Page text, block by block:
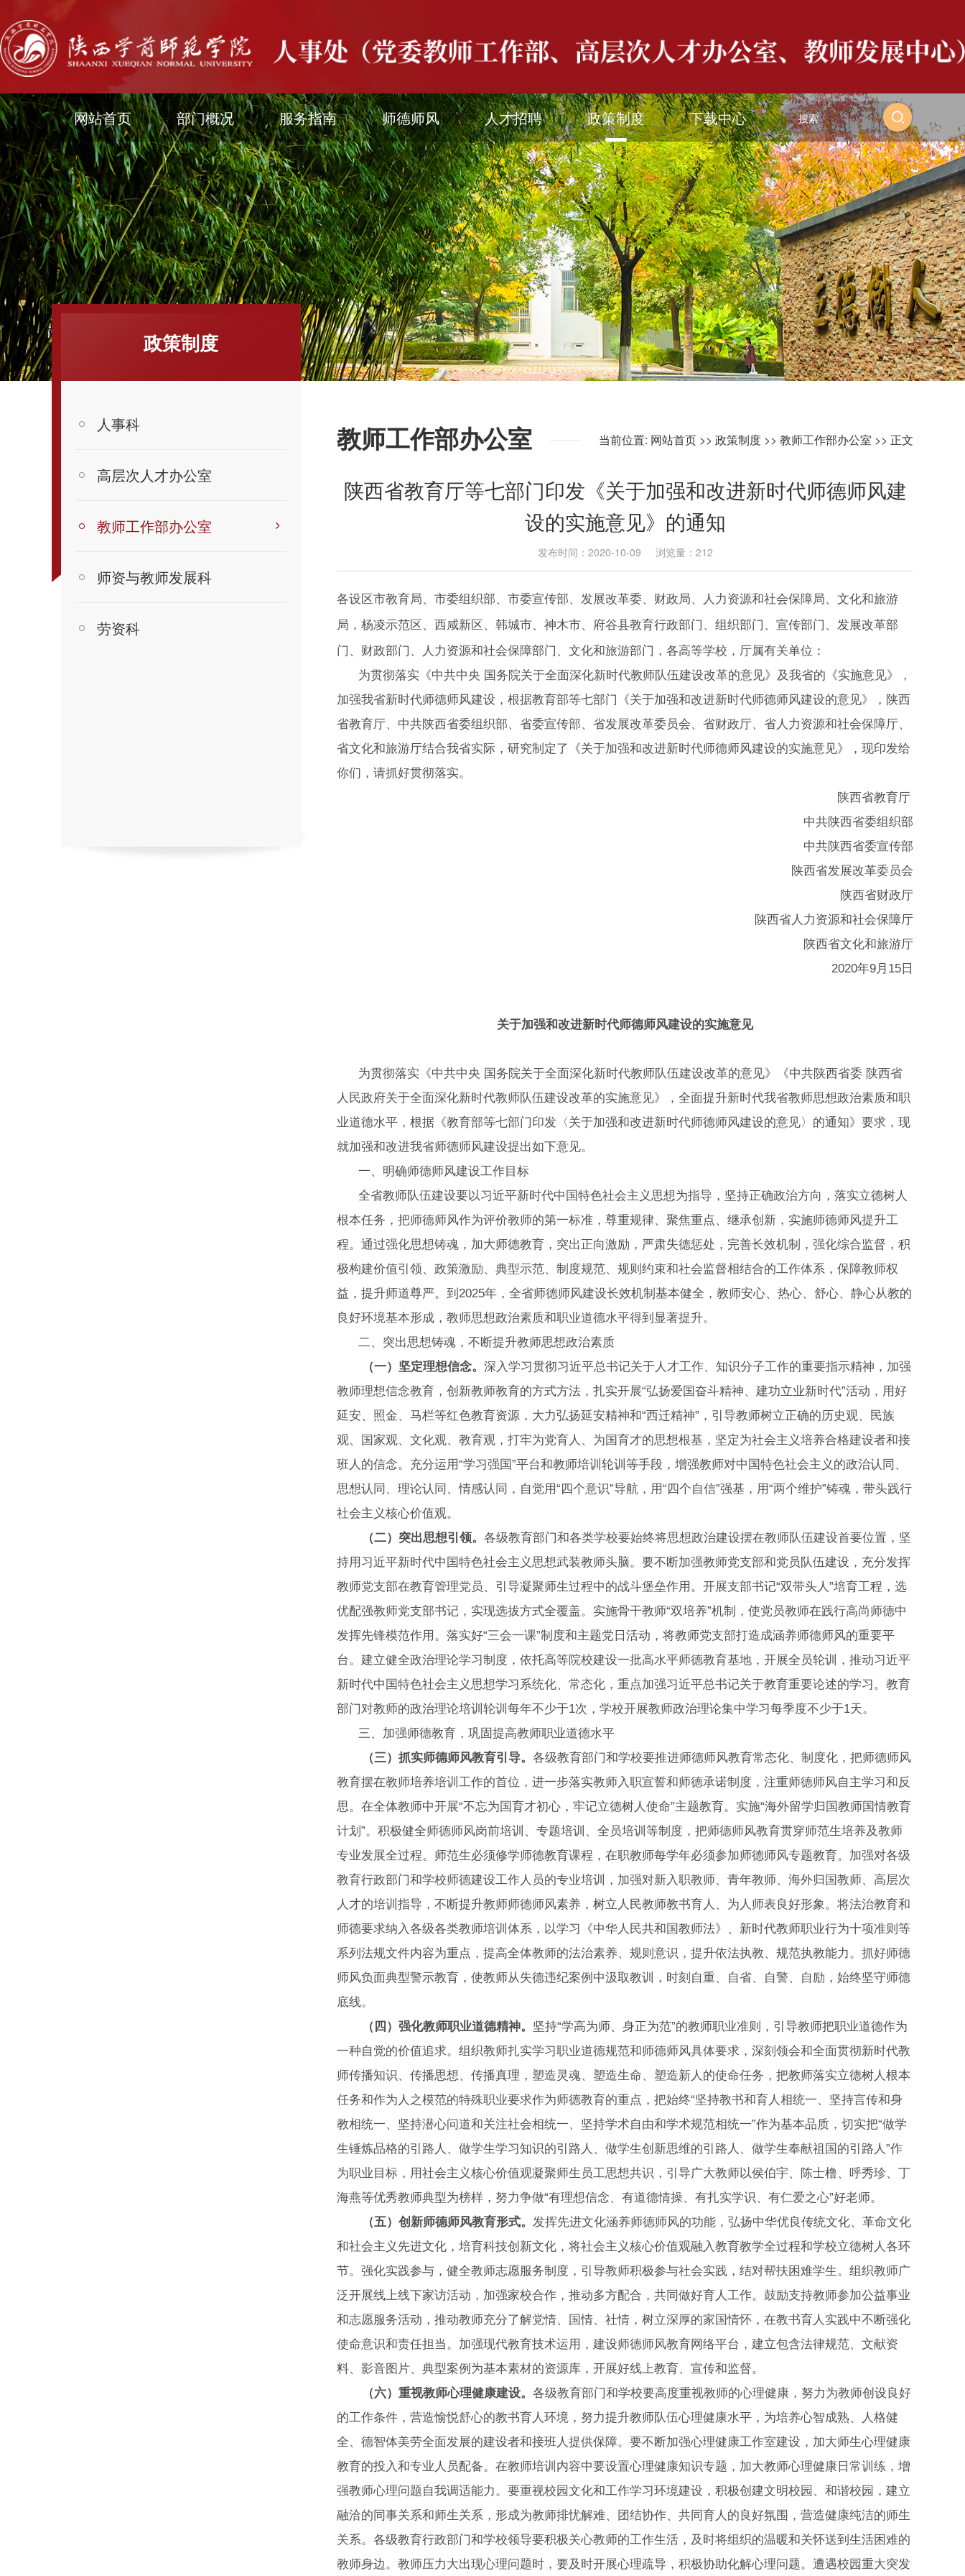
网站首页 部门概况 服务指南 师德师风 人才招聘 政策制度 下载中心
政策制度
人事科
高层次人才办公室
教师工作部办公室
师资与教师发展科
劳资科
教师工作部办公室 当前位置: 网站首页 >> 政策制度 >> 教师工作部办公室 >> 正文
陕西省教育厅等七部门印发《关于加强和改进新时代师德师风建
设的实施意见》的通知
发布时间：2020-10-09 浏览量： 212
各设区市教育局、市委组织部、市委宣传部、发展改革委、财政局、人力资源和社会保障局、文化和旅游
局，杨凌示范区、西咸新区、韩城市、神木市、府谷县教育行政部门、组织部门、宣传部门、发展改革部
门、财政部门、人力资源和社会保障部门、文化和旅游部门，各高等学校，厅属有关单位：
为贯彻落实《中共中央 国务院关于全面深化新时代教师队伍建设改革的意见》及我省的《实施意见》，
加强我省新时代师德师风建设，根据教育部等七部门《关于加强和改进新时代师德师风建设的意见》，陕西
省教育厅、中共陕西省委组织部、省委宣传部、省发展改革委员会、省财政厅、省人力资源和社会保障厅、
省文化和旅游厅结合我省实际，研究制定了《关于加强和改进新时代师德师风建设的实施意见》，现印发给
你们，请抓好贯彻落实。
陕西省教育厅
中共陕西省委组织部
中共陕西省委宣传部
陕西省发展改革委员会
陕西省财政厅
陕西省人力资源和社会保障厅
陕西省文化和旅游厅
2020年9月15日
关于加强和改进新时代师德师风建设的实施意见
为贯彻落实《中共中央 国务院关于全面深化新时代教师队伍建设改革的意见》《中共陕西省委 陕西省
人民政府关于全面深化新时代教师队伍建设改革的实施意见》，全面提升新时代我省教师思想政治素质和职
业道德水平，根据《教育部等七部门印发〈关于加强和改进新时代师德师风建设的意见〉的通知》要求，现
就加强和改进我省师德师风建设提出如下意见。
一、明确师德师风建设工作目标
全省教师队伍建设要以习近平新时代中国特色社会主义思想为指导，坚持正确政治方向，落实立德树人
根本任务，把师德师风作为评价教师的第一标准，尊重规律、聚焦重点、继承创新，实施师德师风提升工
程。通过强化思想铸魂，加大师德教育，突出正向激励，严肃失德惩处，完善长效机制，强化综合监督，积
极构建价值引领、政策激励、典型示范、制度规范、规则约束和社会监督相结合的工作体系，保障教师权
益，提升师道尊严。到2025年，全省师德师风建设长效机制基本健全，教师安心、热心、舒心、静心从教的
良好环境基本形成，教师思想政治素质和职业道德水平得到显著提升。
二、突出思想铸魂，不断提升教师思想政治素质
（一）坚定理想信念。 深入学习贯彻习近平总书记关于人才工作、知识分子工作的重要指示精神，加强
教师理想信念教育，创新教师教育的方式方法，扎实开展“弘扬爱国奋斗精神、建功立业新时代”活动，用好
延安、照金、马栏等红色教育资源，大力弘扬延安精神和“西迁精神”，引导教师树立正确的历史观、民族
观、国家观、文化观、教育观，打牢为党育人、为国育才的思想根基，坚定为社会主义培养合格建设者和接
班人的信念。充分运用“学习强国”平台和教师培训轮训等手段，增强教师对中国特色社会主义的政治认同、
思想认同、理论认同、情感认同，自觉用“四个意识”导航，用“四个自信”强基，用“两个维护”铸魂，带头践行
社会主义核心价值观。
（二）突出思想引领。 各级教育部门和各类学校要始终将思想政治建设摆在教师队伍建设首要位置，坚
持用习近平新时代中国特色社会主义思想武装教师头脑。要不断加强教师党支部和党员队伍建设，充分发挥
教师党支部在教育管理党员、引导凝聚师生过程中的战斗堡垒作用。开展支部书记“双带头人”培育工程，选
优配强教师党支部书记，实现选拔方式全覆盖。实施骨干教师“双培养”机制，使党员教师在践行高尚师德中
发挥先锋模范作用。落实好“三会一课”制度和主题党日活动，将教师党支部打造成涵养师德师风的重要平
台。建立健全政治理论学习制度，依托高等院校建设一批高水平师德教育基地，开展全员轮训，推动习近平
新时代中国特色社会主义思想学习系统化、常态化，重点加强习近平总书记关于教育重要论述的学习。教育
部门对教师的政治理论培训轮训每年不少于1次，学校开展教师政治理论集中学习每季度不少于1天。
三、加强师德教育，巩固提高教师职业道德水平
（三）抓实师德师风教育引导。 各级教育部门和学校要推进师德师风教育常态化、制度化，把师德师风
教育摆在教师培养培训工作的首位，进一步落实教师入职宣誓和师德承诺制度，注重师德师风自主学习和反
思。在全体教师中开展“不忘为国育才初心，牢记立德树人使命”主题教育。实施“海外留学归国教师国情教育
计划”。积极健全师德师风岗前培训、专题培训、全员培训等制度，把师德师风教育贯穿师范生培养及教师
专业发展全过程。师范生必须修学师德教育课程，在职教师每学年必须参加师德师风专题教育。加强对各级
教育行政部门和学校师德建设工作人员的专业培训，加强对新入职教师、青年教师、海外归国教师、高层次
人才的培训指导，不断提升教师师德师风素养，树立人民教师教书育人、为人师表良好形象。将法治教育和
师德要求纳入各级各类教师培训体系，以学习《中华人民共和国教师法》、新时代教师职业行为十项准则等
系列法规文件内容为重点，提高全体教师的法治素养、规则意识，提升依法执教、规范执教能力。抓好师德
师风负面典型警示教育，使教师从失德违纪案例中汲取教训，时刻自重、自省、自警、自励，始终坚守师德
底线。
（四）强化教师职业道德精神。 坚持“学高为师、身正为范”的教师职业准则，引导教师把职业道德作为
一种自觉的价值追求。组织教师扎实学习职业道德规范和师德师风具体要求，深刻领会和全面贯彻新时代教
师传播知识、传播思想、传播真理，塑造灵魂、塑造生命、塑造新人的使命任务，把教师落实立德树人根本
任务和作为人之模范的特殊职业要求作为师德教育的重点，把始终“坚持教书和育人相统一、坚持言传和身
教相统一、坚持潜心问道和关注社会相统一、坚持学术自由和学术规范相统一”作为基本品质，切实把“做学
生锤炼品格的引路人、做学生学习知识的引路人、做学生创新思维的引路人、做学生奉献祖国的引路人”作
为职业目标，用社会主义核心价值观凝聚师生员工思想共识，引导广大教师以侯伯宇、陈士橹、呼秀珍、丁
海燕等优秀教师典型为榜样，努力争做“有理想信念、有道德情操、有扎实学识、有仁爱之心”好老师。
（五）创新师德师风教育形式。 发挥先进文化涵养师德师风的功能，弘扬中华优良传统文化、革命文化
和社会主义先进文化，培育科技创新文化，将社会主义核心价值观融入教育教学全过程和学校立德树人各环
节。强化实践参与，健全教师志愿服务制度，引导教师积极参与社会实践，结对帮扶困难学生。组织教师广
泛开展线上线下家访活动，加强家校合作，推动多方配合，共同做好育人工作。鼓励支持教师参加公益事业
和志愿服务活动，推动教师充分了解党情、国情、社情，树立深厚的家国情怀，在教书育人实践中不断强化
使命意识和责任担当。加强现代教育技术运用，建设师德师风教育网络平台，建立包含法律规范、文献资
料、影音图片、典型案例为基本素材的资源库，开展好线上教育、宣传和监督。
（六）重视教师心理健康建设。 各级教育部门和学校要高度重视教师的心理健康，努力为教师创设良好
的工作条件，营造愉悦舒心的教书育人环境，努力提升教师队伍心理健康水平，为培养心智成熟、人格健
全、德智体美劳全面发展的建设者和接班人提供保障。要不断加强心理健康工作室建设，加大师生心理健康
教育的投入和专业人员配备。在教师培训内容中要设置心理健康知识专题，加大教师心理健康日常训练，增
强教师心理问题自我调适能力。要重视校园文化和工作学习环境建设，积极创建文明校园、和谐校园，建立
融洽的同事关系和师生关系，形成为教师排忧解难、团结协作、共同育人的良好氛围，营造健康纯洁的师生
关系。各级教育行政部门和学校领导要积极关心教师的工作生活，及时将组织的温暖和关怀送到生活困难的
教师身边。教师压力大出现心理问题时，要及时开展心理疏导，积极协助化解心理问题。遭遇校园重大突发